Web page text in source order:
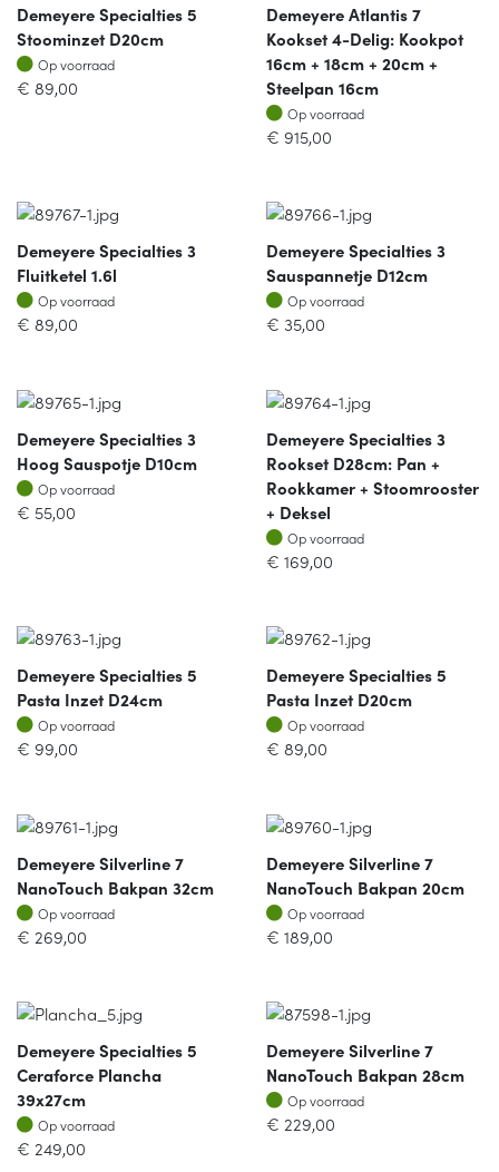
Demeyere Specialties 5
Stoominzet D20cm
Op voorraad
Op voorraad
€ 89,00
Demeyere Atlantis 7
Kookset 4-Delig: Kookpot
16cm + 18cm + 20cm +
Steelpan 16cm
Op voorraad
Op voorraad
€ 915,00
Demeyere Specialties 3
Fluitketel 1.6l
Op voorraad
Op voorraad
€ 89,00
Demeyere Specialties 3
Sauspannetje D12cm
Op voorraad
Op voorraad
€ 35,00
Demeyere Specialties 3
Hoog Sauspotje D10cm
Op voorraad
Op voorraad
€ 55,00
Demeyere Specialties 3
Rookset D28cm: Pan +
Rookkamer + Stoomrooster
+ Deksel
Op voorraad
Op voorraad
€ 169,00
Demeyere Specialties 5
Pasta Inzet D24cm
Op voorraad
Op voorraad
€ 99,00
Demeyere Specialties 5
Pasta Inzet D20cm
Op voorraad
Op voorraad
€ 89,00
Demeyere Silverline 7
NanoTouch Bakpan 32cm
Op voorraad
Op voorraad
€ 269,00
Demeyere Silverline 7
NanoTouch Bakpan 20cm
Op voorraad
Op voorraad
€ 189,00
Demeyere Specialties 5
Ceraforce Plancha
39x27cm
Op voorraad
Op voorraad
€ 249,00
Demeyere Silverline 7
NanoTouch Bakpan 28cm
Op voorraad
Op voorraad
€ 229,00